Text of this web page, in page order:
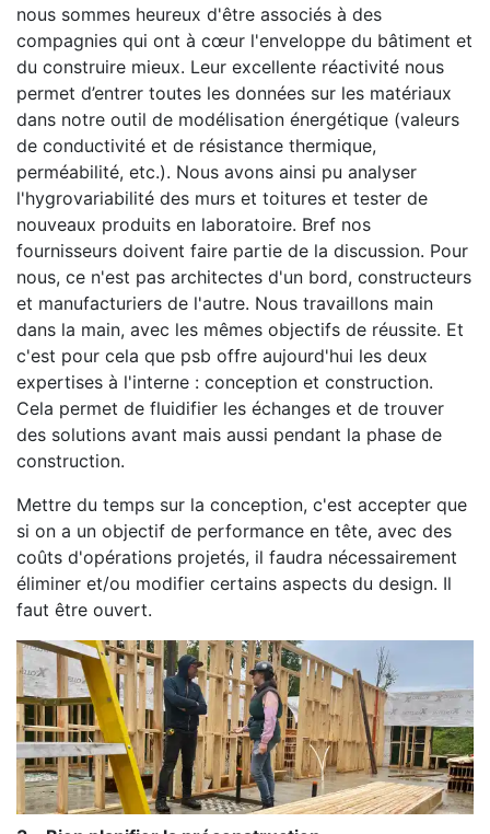
nous sommes heureux d'être associés à des
compagnies qui ont à cœur l'enveloppe du bâtiment et
du construire mieux. Leur excellente réactivité nous
permet d’entrer toutes les données sur les matériaux
dans notre outil de modélisation énergétique (valeurs
de conductivité et de résistance thermique,
perméabilité, etc.). Nous avons ainsi pu analyser
l'hygrovariabilité des murs et toitures et tester de
nouveaux produits en laboratoire. Bref nos
fournisseurs doivent faire partie de la discussion. Pour
nous, ce n'est pas architectes d'un bord, constructeurs
et manufacturiers de l'autre. Nous travaillons main
dans la main, avec les mêmes objectifs de réussite. Et
c'est pour cela que psb offre aujourd'hui les deux
expertises à l'interne : conception et construction.
Cela permet de fluidifier les échanges et de trouver
des solutions avant mais aussi pendant la phase de
construction.
Mettre du temps sur la conception, c'est accepter que
si on a un objectif de performance en tête, avec des
coûts d'opérations projetés, il faudra nécessairement
éliminer et/ou modifier certains aspects du design. Il
faut être ouvert.